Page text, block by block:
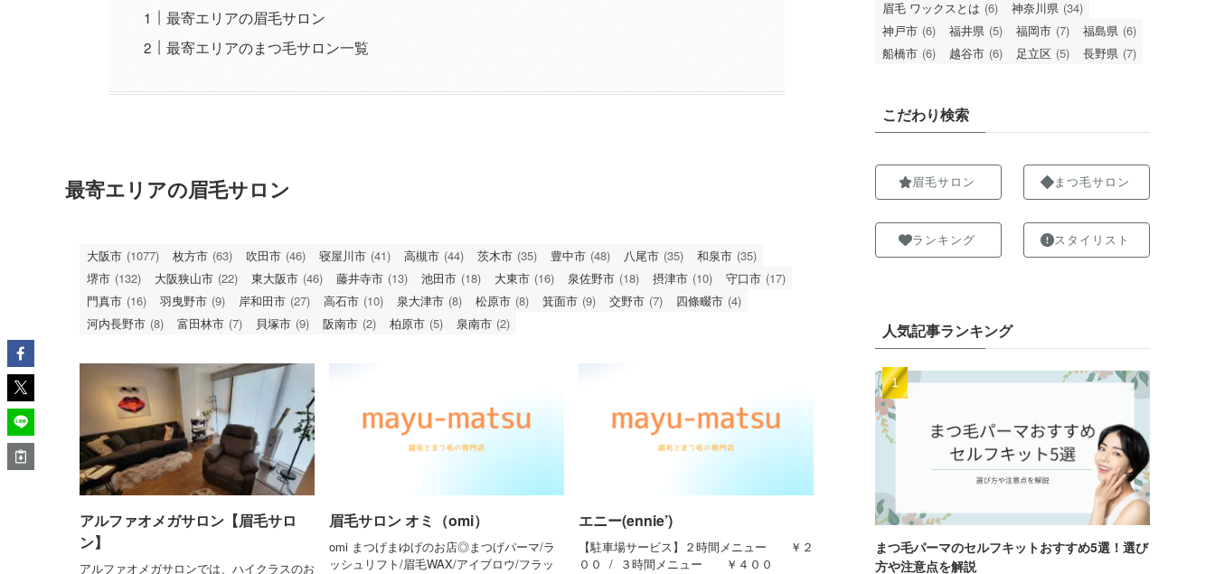
最寄エリアの眉毛サロン
最寄エリアのまつ毛サロン一覧
最寄エリアの眉毛サロン
大阪市 (1077) 枚方市 (63) 吹田市 (46) 寝屋川市 (41) 高槻市 (44) 茨木市 (35) 豊中市 (48) 八尾市 (35) 和泉市 (35)
堺市 (132) 大阪狭山市 (22) 東大阪市 (46) 藤井寺市 (13) 池田市 (18) 大東市 (16) 泉佐野市 (18) 摂津市 (10) 守口市 (17)
門真市 (16) 羽曳野市 (9) 岸和田市 (27) 高石市 (10) 泉大津市 (8) 松原市 (8) 箕面市 (9) 交野市 (7) 四條畷市 (4)
河内長野市 (8) 富田林市 (7) 貝塚市 (9) 阪南市 (2) 柏原市 (5) 泉南市 (2)
アルファオメガサロン【眉毛サロ
ン】
アルファオメガサロンでは、ハイクラスのお
眉毛サロン オミ（omi）
omi まつげまゆげのお店◎まつげパーマ/ラ
ッシュリフト/眉毛WAX/アイブロウ/フラッ
エニー(ennie’)
【駐車場サービス】２時間メニュー ￥２
００ / ３時間メニュー ￥４００
眉毛 ワックスとは (6) 神奈川県 (34)
神戸市 (6) 福井県 (5) 福岡市 (7) 福島県 (6)
船橋市 (6) 越谷市 (6) 足立区 (5) 長野県 (7)
こだわり検索
眉毛サロン
ランキング
まつ毛サロン
スタイリスト
人気記事ランキング
まつ毛パーマのセルフキットおすすめ5選！選び
方や注意点を解説